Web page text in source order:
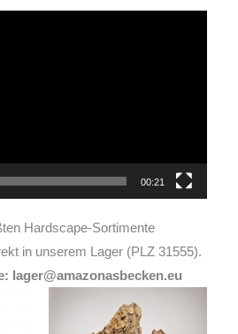
00:21
Hardscape-Sortimente
in unserem Lager (PLZ 31555).
lager@amazonasbecken.eu